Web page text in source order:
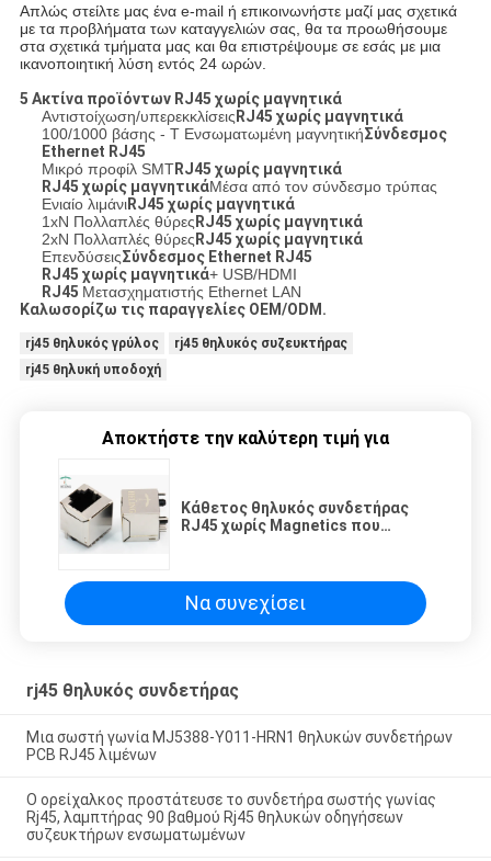
Απλώς στείλτε μας ένα e-mail ή επικοινωνήστε μαζί μας σχετικά
με τα προβλήματα των καταγγελιών σας, θα τα προωθήσουμε
στα σχετικά τμήματα μας και θα επιστρέψουμε σε εσάς με μια
ικανοποιητική λύση εντός 24 ωρών.
5 Ακτίνα προϊόντων RJ45 χωρίς μαγνητικά
Αντιστοίχωση/υπερεκκλίσεις RJ45 χωρίς μαγνητικά
100/1000 βάσης - T Ενσωματωμένη μαγνητικήΣύνδεσμος
Ethernet RJ45
Μικρό προφίλ SMTRJ45 χωρίς μαγνητικά
RJ45 χωρίς μαγνητικάΜέσα από τον σύνδεσμο τρύπας
Ενιαίο λιμάνιRJ45 χωρίς μαγνητικά
1xN Πολλαπλές θύρες RJ45 χωρίς μαγνητικά
2xN Πολλαπλές θύρες RJ45 χωρίς μαγνητικά
ΕπενδύσειςΣύνδεσμος Ethernet RJ45
RJ45 χωρίς μαγνητικά+ USB/HDMI
RJ45 Μετασχηματιστής Ethernet LAN
Καλωσορίζω τις παραγγελίες OEM/ODM.
rj45 θηλυκός γρύλος
rj45 θηλυκός συζευκτήρας
rj45 θηλυκή υποδοχή
Αποκτήστε την καλύτερη τιμή για
Κάθετος θηλυκός συνδετήρας
RJ45 χωρίς Magnetics που
Να συνεχίσει
rj45 θηλυκός συνδετήρας
Μια σωστή γωνία MJ5388-Y011-HRN1 θηλυκών συνδετήρων
PCB RJ45 λιμένων
Ο ορείχαλκος προστάτευσε το συνδετήρα σωστής γωνίας
Rj45, λαμπτήρας 90 βαθμού Rj45 θηλυκών οδηγήσεων
συζευκτήρων ενσωματωμένων